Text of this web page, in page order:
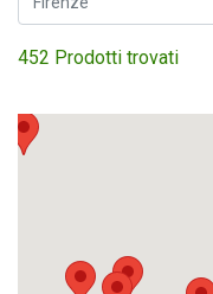
452 Prodotti trovati